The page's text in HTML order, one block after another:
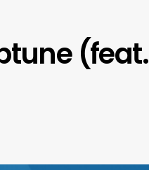
(feat.